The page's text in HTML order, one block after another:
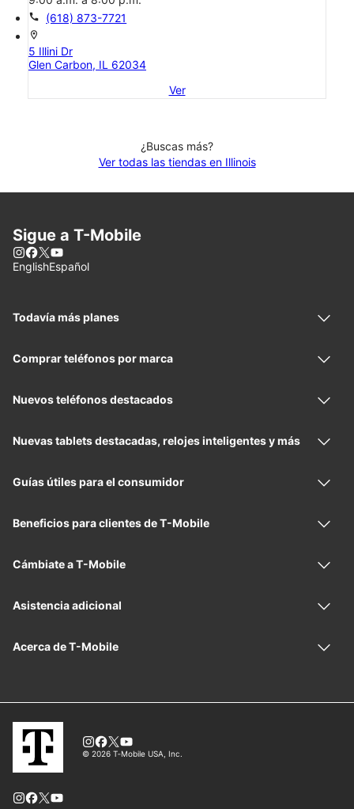
call (618) 873-7721
location_on
5 Illini Dr
Glen Carbon, IL 62034
Ver
¿Buscas más?
Ver todas las tiendas en Illinois